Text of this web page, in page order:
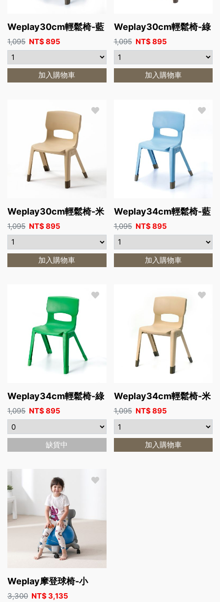
Weplay30cm輕鬆椅-藍
1,095 NT$895
加入購物車
Weplay30cm輕鬆椅-綠
1,095 NT$895
加入購物車
Weplay30cm輕鬆椅-米
1,095 NT$895
加入購物車
Weplay34cm輕鬆椅-藍
1,095 NT$895
加入購物車
Weplay34cm輕鬆椅-綠
1,095 NT$895
缺貨中
Weplay34cm輕鬆椅-米
1,095 NT$895
加入購物車
Weplay摩登球椅-小
3,300 NT$3,135